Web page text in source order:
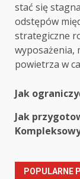
stać się
odstępów
strategiczne
wyposażenia,
powietrza w
Post
Jak
Jak
POPULARNE